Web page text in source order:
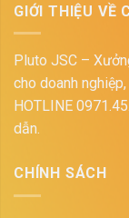
GIỚI THIỆU VỀ
Pluto JSC –
cho doanh
HOTLINE
dẫn.
CHÍNH SÁCH